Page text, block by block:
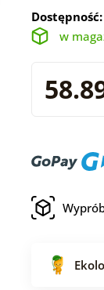
Dostępność:
w